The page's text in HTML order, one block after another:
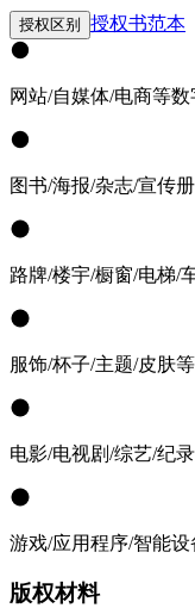
授权区别 授权书范本
网站/自媒体/电商等数
图书/海报/杂志/宣传
路牌/楼宇/橱窗/电梯/
服饰/杯子/主题/皮肤
电影/电视剧/综艺/纪
游戏/应用程序/智能
版权材料